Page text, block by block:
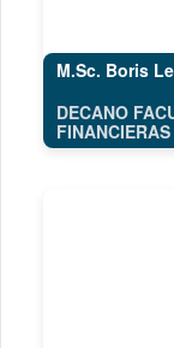
M.Sc. Boris
DECANO
FINANCIERAS